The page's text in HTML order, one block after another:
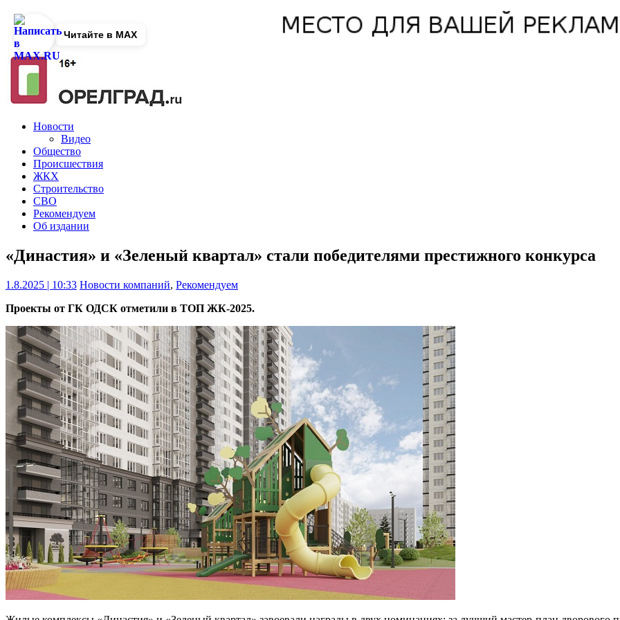
Новости
Видео
Общество
Происшествия
ЖКХ
Строительство
СВО
Рекомендуем
Об издании
«Династия» и «Зеленый квартал» стали победителями престижного конкурса
1.8.2025 | 10:33 Новости компаний, Рекомендуем
Проекты от ГК ОДСК отметили в ТОП ЖК-2025.
Читайте в MAX